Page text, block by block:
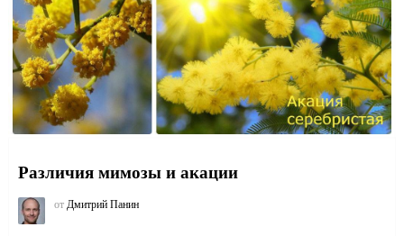
Различия мимозы и акации
от Дмитрий Панин